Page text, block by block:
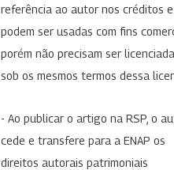
referência ao autor nos créditos
podem ser usadas com fins
porém não precisam ser
sob os mesmos termos dessa
- Ao publicar o artigo na RSP, o
cede e transfere para a ENAP os
direitos autorais patrimoniais